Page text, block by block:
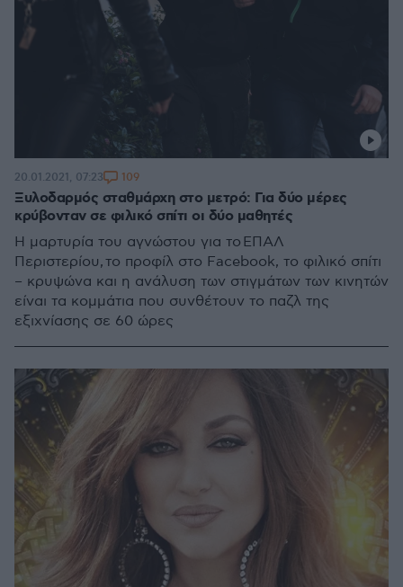
Ξυλοδαρμός σταθμάρχη στο μετρό: Για δύο μέρες
κρύβονταν σε φιλικό σπίτι οι δύο μαθητές
Η μαρτυρία του αγνώστου για το ΕΠΑΛ
Περιστερίου, το προφίλ στο Facebook, το φιλικό σπίτι
– κρυψώνα και η ανάλυση των στιγμάτων των κινητών
είναι τα κομμάτια που συνθέτουν το παζλ της
εξιχνίασης σε 60 ώρες
20.01.2021, 07:23 109